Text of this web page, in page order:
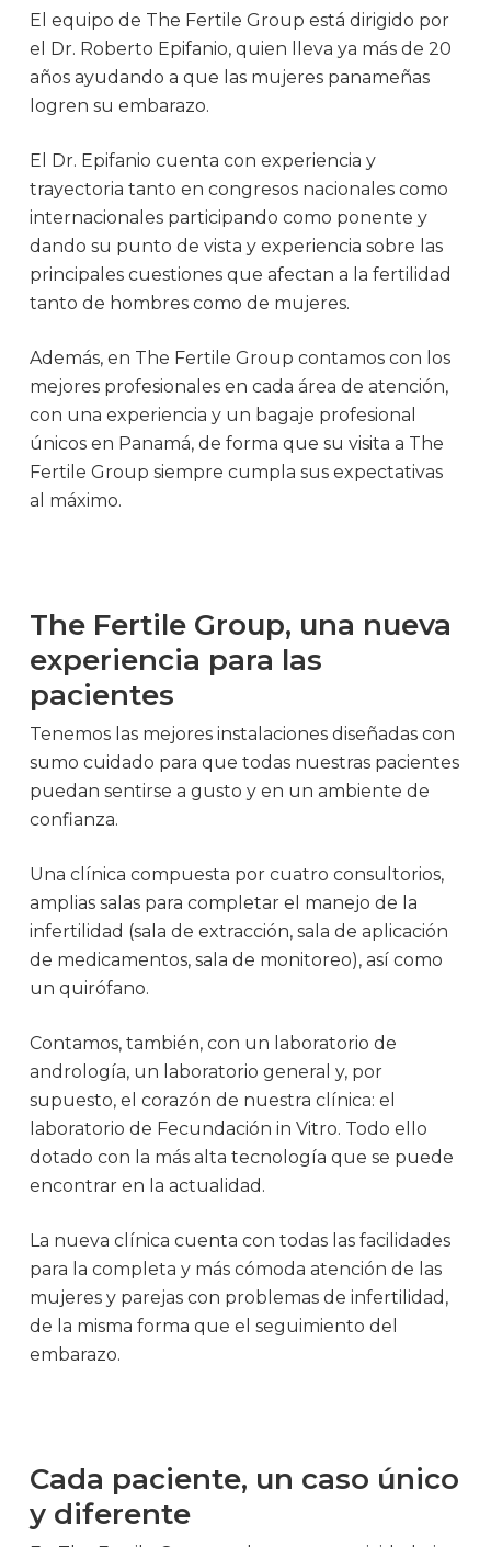
El equipo de The Fertile Group está dirigido por
el Dr. Roberto Epifanio, quien lleva ya más de 20
años ayudando a que las mujeres panameñas
logren su embarazo.
El Dr. Epifanio cuenta con experiencia y
trayectoria tanto en congresos nacionales como
internacionales participando como ponente y
dando su punto de vista y experiencia sobre las
principales cuestiones que afectan a la fertilidad
tanto de hombres como de mujeres.
Además, en The Fertile Group contamos con los
mejores profesionales en cada área de atención,
con una experiencia y un bagaje profesional
únicos en Panamá, de forma que su visita a The
Fertile Group siempre cumpla sus expectativas
al máximo.
The Fertile Group, una nueva
experiencia para las
pacientes
Tenemos las mejores instalaciones diseñadas con
sumo cuidado para que todas nuestras pacientes
puedan sentirse a gusto y en un ambiente de
confianza.
Una clínica compuesta por cuatro consultorios,
amplias salas para completar el manejo de la
infertilidad (sala de extracción, sala de aplicación
de medicamentos, sala de monitoreo), así como
un quirófano.
Contamos, también, con un laboratorio de
andrología, un laboratorio general y, por
supuesto, el corazón de nuestra clínica: el
laboratorio de Fecundación in Vitro. Todo ello
dotado con la más alta tecnología que se puede
encontrar en la actualidad.
La nueva clínica cuenta con todas las facilidades
para la completa y más cómoda atención de las
mujeres y parejas con problemas de infertilidad,
de la misma forma que el seguimiento del
embarazo.
Cada paciente, un caso único
y diferente